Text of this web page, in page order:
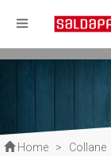
Home > Collane